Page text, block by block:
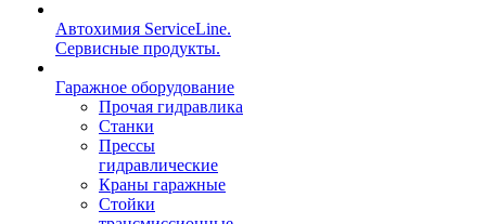
Автохимия ServiceLine.
Сервисные продукты.
Гаражное оборудование
Прочая гидравлика
Станки
Прессы
гидравлические
Краны гаражные
Стойки